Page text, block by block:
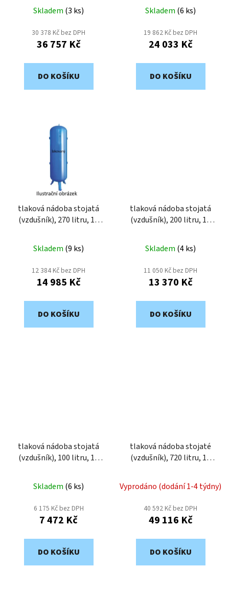
Skladem (3 ks)
30 378 Kč bez DPH
36 757 Kč
DO KOŠÍKU
Skladem (6 ks)
19 862 Kč bez DPH
24 033 Kč
DO KOŠÍKU
tlaková nádoba stojatá
(vzdušník), 270 litru, 11
Skladem (9 ks)
12 384 Kč bez DPH
14 985 Kč
DO KOŠÍKU
tlaková nádoba stojatá
(vzdušník), 200 litru, 11
Skladem (4 ks)
11 050 Kč bez DPH
13 370 Kč
DO KOŠÍKU
tlaková nádoba stojatá
(vzdušník), 100 litru, 11
Skladem (6 ks)
6 175 Kč bez DPH
7 472 Kč
DO KOŠÍKU
tlaková nádoba stojaté
(vzdušník), 720 litru, 11
720-11
Vyprodáno (dodání 1-4 týdny)
40 592 Kč bez DPH
49 116 Kč
DO KOŠÍKU